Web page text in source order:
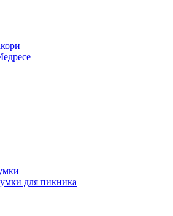
для пикника